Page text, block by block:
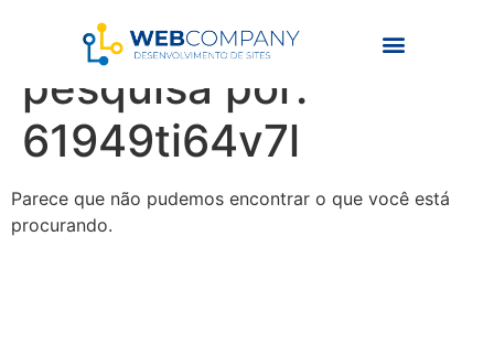
Resultados da
pesquisa por:
61949ti64v7l
Parece que não pudemos encontrar o que você está
procurando.